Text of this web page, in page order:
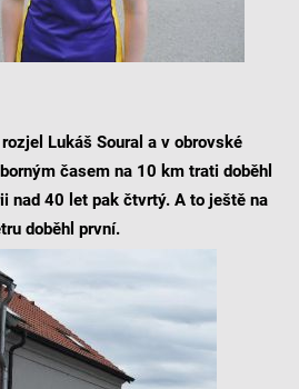
Lukáš Soural a v obrovské
časem na 10 km trati doběhl
nad 40 let pak čtvrtý. A to ještě na
doběhl první.